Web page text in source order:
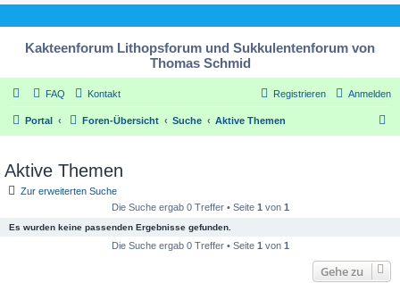
Kakteenforum Lithopsforum und Sukkulentenforum von
Thomas Schmid
FAQ Kontakt Anmelden
Registrieren
Portal Foren-Übersicht Suche Aktive Themen
Aktive Themen
Zur erweiterten Suche
Die Suche ergab 0 Treffer • Seite 1 von 1
Es wurden keine passenden Ergebnisse gefunden.
Die Suche ergab 0 Treffer • Seite 1 von 1
Gehe zu